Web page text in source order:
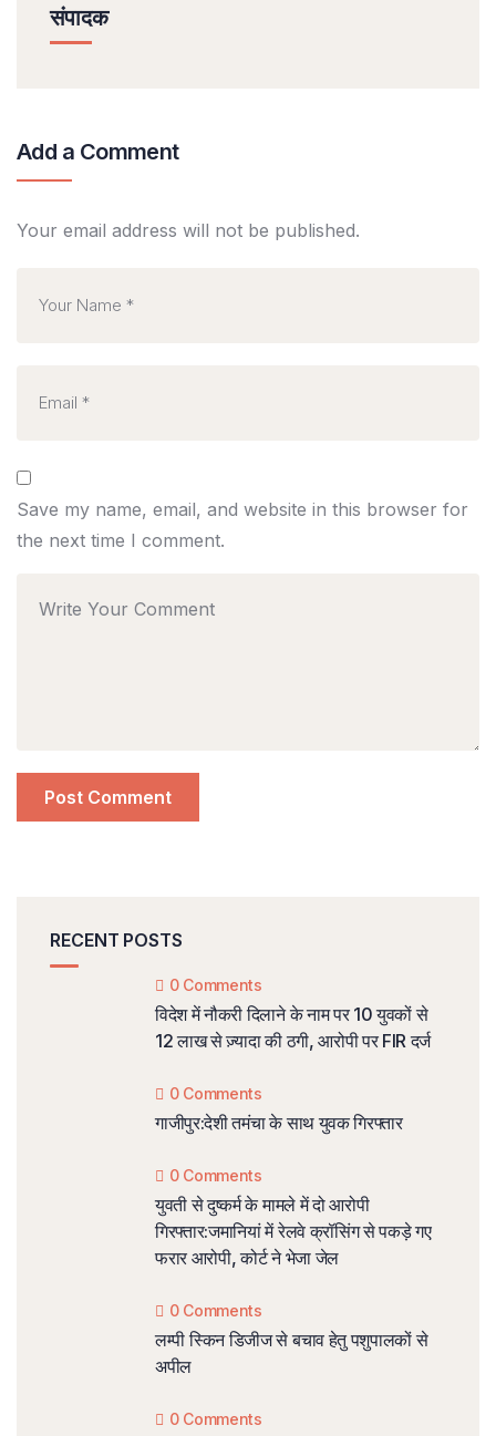
संपादक
Add a Comment
Your email address will not be published.
Save my name, email, and website in this browser for
the next time I comment.
RECENT POSTS
0 Comments
विदेश में नौकरी दिलाने के नाम पर 10 युवकों से
12 लाख से ज़्यादा की ठगी, आरोपी पर FIR दर्ज
0 Comments
गाजीपुर:देशी तमंचा के साथ युवक गिरफ्तार
0 Comments
युवती से दुष्कर्म के मामले में दो आरोपी
गिरफ्तार:जमानियां में रेलवे क्रॉसिंग से पकड़े गए
फरार आरोपी, कोर्ट ने भेजा जेल
0 Comments
लम्पी स्किन डिजीज से बचाव हेतु पशुपालकों से
अपील
0 Comments